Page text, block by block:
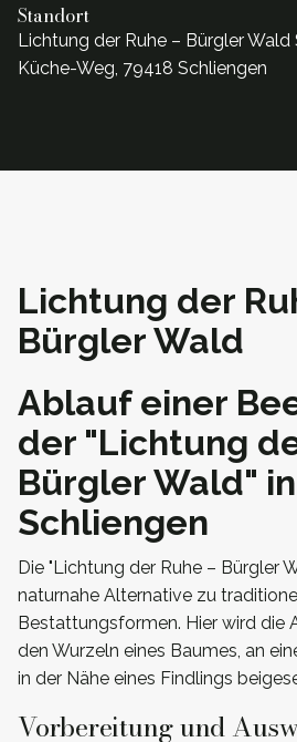
Standort
Lichtung der Ruhe – Bürgler
Küche-Weg, 79418 Schliengen
Lichtung der
Bürgler Wald
Ablauf einer
der "Lichtung
Bürgler Wald" in
Schliengen
Die "Lichtung der Ruhe – Bürgler
naturnahe Alternative zu
Bestattungsformen. Hier wird die
den Wurzeln eines Baumes, an
in der Nähe eines Findlings
Vorbereitung und